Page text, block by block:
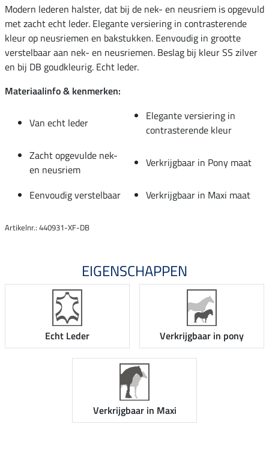
Modern lederen halster, dat bij de nek- en neusriem is opgevuld
met zacht echt leder. Elegante versiering in contrasterende
kleur op neusriemen en bakstukken. Eenvoudig in grootte
verstelbaar aan nek- en neusriemen. Beslag bij kleur SS zilver
en bij DB goudkleurig. Echt leder.
Materiaalinfo & kenmerken:
Van echt leder
Elegante versiering in
contrasterende kleur
Zacht opgevulde nek-
en neusriem
Verkrijgbaar in Pony maat
Eenvoudig verstelbaar Verkrijgbaar in Maxi maat
Artikelnr.: 440931-XF-DB
EIGENSCHAPPEN
Echt Leder Verkrijgbaar in pony
Verkrijgbaar in Maxi